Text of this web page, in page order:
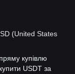
(United States
купівлю
USDT за